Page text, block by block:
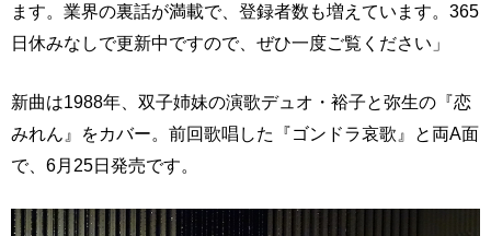
ます。業界の裏話が満載で、登録者数も増えています。365
日休みなしで更新中ですので、ぜひ一度ご覧ください」
新曲は1988年、双子姉妹の演歌デュオ・裕子と弥生の『恋
みれん』をカバー。前回歌唱した『ゴンドラ哀歌』と両A面
で、6月25日発売です。